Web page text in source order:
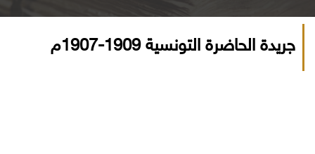
جريدة الحاضرة التونسية 1909-1907م